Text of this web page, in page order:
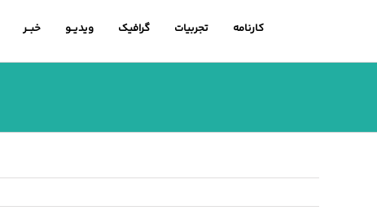
کارنامه تجربیات گرافیک ویدیــو خبــر